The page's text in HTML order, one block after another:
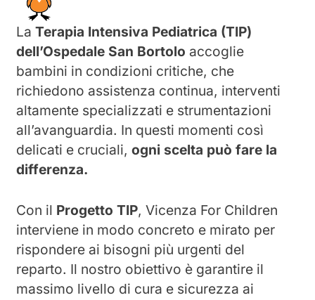
LaTerapia Intensiva Pediatrica (TIP)
dell’Ospedale San Bortolo accoglie
bambini in condizioni critiche, che
richiedono assistenza continua, interventi
altamente specializzati e strumentazioni
all’avanguardia. In questi momenti così
delicati e cruciali,ogni scelta può fare la
differenza.
Con il Progetto TIP, Vicenza For Children
interviene in modo concreto e mirato per
rispondere ai bisogni più urgenti del
reparto. Il nostro obiettivo è garantire il
massimo livello di cura e sicurezza ai